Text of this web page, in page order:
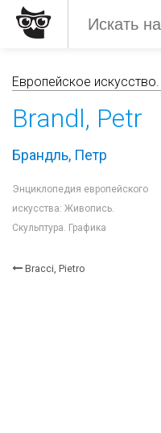
Европейское
Brandl, Petr
Брандль, Петр
Энциклопедия европейского
искусства: Живопись.
Скульптура. Графика
Bracci, Pietro